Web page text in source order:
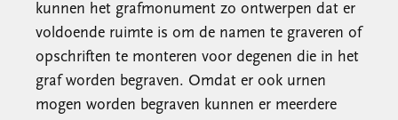
kunnen het grafmonument zo ontwerpen dat er
voldoende ruimte is om de namen te graveren of
opschriften te monteren voor degenen die in het
graf worden begraven. Omdat er ook urnen
mogen worden begraven kunnen er meerdere